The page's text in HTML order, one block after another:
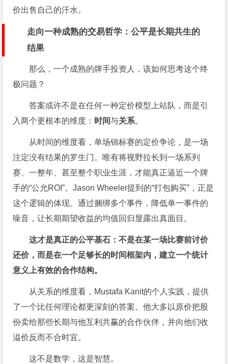
价出售自己的汗水。
走向一种成熟的交易哲学：公平是长期共生的
结果
那么，一个成熟的牌手投资人，该如何思考这个终
极问题？
答案或许不是在任何一种定价模型上站队，而是引
入两个更根本的维度： 时间与关系。
从时间的维度看，单场锦标赛的定价争论，是一场
注定没有结果的罗生门。唯有将视野拉长到一场系列
赛、一整年、甚至整个职业生涯，才能真正逼近一个牌
手的“公允ROI”。Jason Wheeler提到的“打包购买”，正是
这个逻辑的体现。通过捆绑多个事件，降低单一事件的
噪音，让长期期望收益的均值回归显露出真面目。
这才是真正的公平基石：不是在某一场比赛前讨价
还价，而是在一个足够长的时间框架内，建立一个统计
意义上有效的合作结构。
从关系的维度看，Mustafa Kanit的个人实践，提供
了一个比任何理论都更深刻的答案。他大多以原价把股
份卖给那些长期与他互利共赢的合作伙伴，并向他们收
溢价反而不合时宜。
这不是数学，这是智慧。